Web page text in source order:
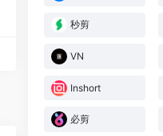
秒剪
VN
Inshort
必剪